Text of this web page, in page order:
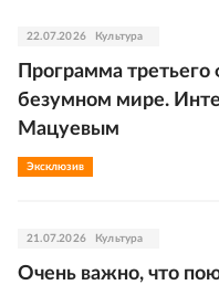
22.07.2026 Культура
Программа
безумном мире.
Мацуевым
Эксклюзив
21.07.2026 Культура
Очень важно, что